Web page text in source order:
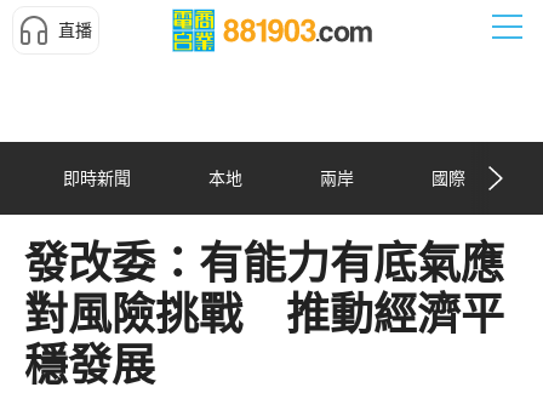
直播
即時新聞 本地 兩岸 國際
發改委：有能力有底氣應
對風險挑戰 推動經濟平
穩發展